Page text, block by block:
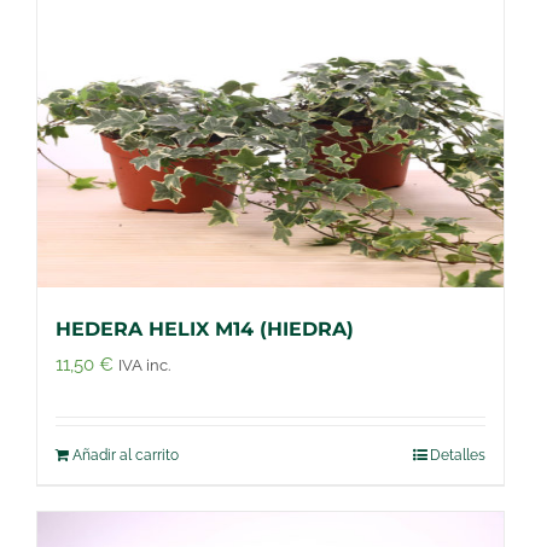
HEDERA HELIX M14 (HIEDRA)
11,50 € IVA inc.
Añadir al carrito Detalles